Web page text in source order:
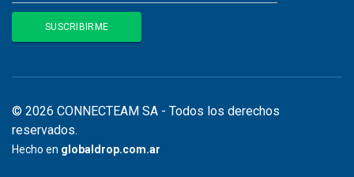
© 2026 CONNECTEAM SA - Todos los derechos
reservados.
Hecho en globaldrop.com.ar